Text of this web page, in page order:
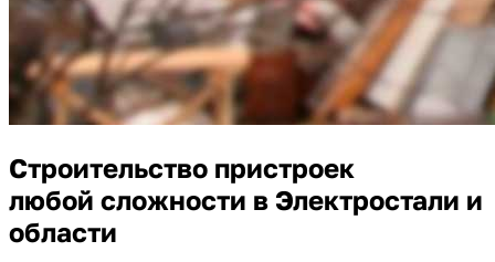
Строительство пристроек
любой сложности в Электростали и
области